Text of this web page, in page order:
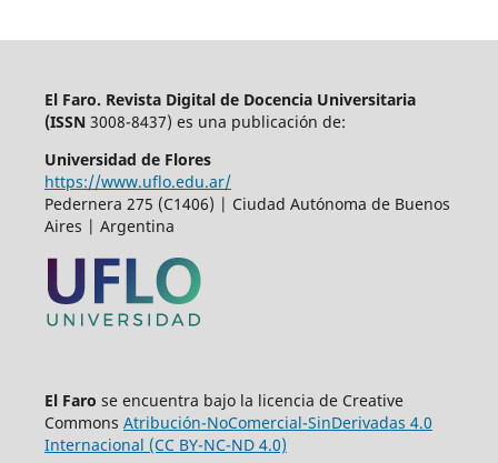
El Faro. Revista Digital de Docencia Universitaria
(ISSN 3008-8437) es una publicación de:
Universidad de Flores
https://www.uflo.edu.ar/
Pedernera 275 (C1406) | Ciudad Autónoma de Buenos
Aires | Argentina
El Faro se encuentra bajo la licencia de Creative
Commons Atribución-NoComercial-SinDerivadas 4.0
Internacional (CC BY-NC-ND 4.0)